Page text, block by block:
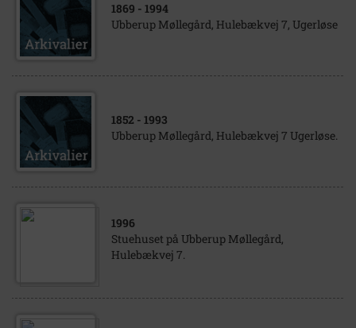
1869 - 1994
Ubberup Møllegård, Hulebækvej 7, Ugerløse
1852 - 1993
Ubberup Møllegård, Hulebækvej 7 Ugerløse.
1996
Stuehuset på Ubberup Møllegård,
Hulebækvej 7.